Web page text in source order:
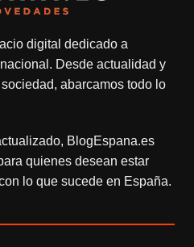
digital dedicado a
Desde actualidad y
abarcamos todo lo
BlogEspana.es
quienes desean estar
lo que sucede en España.